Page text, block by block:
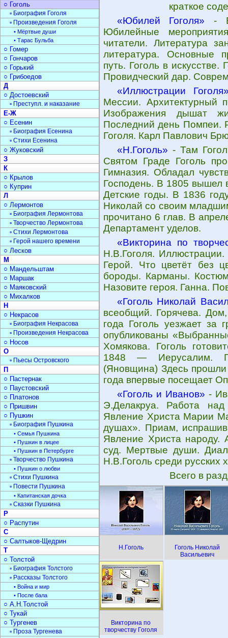
краткое
«Юбилей Гоголя» -
Юбилейные
читатели. Литература
литература. Основные
путь. Гоголь в
Провидческий дар.
«Иллюстрации
Мессии. Архитектурный
Изображения дышат
Последний день Помпеи.
Гоголя. Карл Павлович
«Н.Гоголь» - Там
Святом Граде Гоголь
Гимназия. Обладал
Господень. В 1805 вышел
Детские годы. В 1836
Николай со своим
прочитано 6 глав. В
Департамент уделов.
«Викторина по
Н.В.Гоголя.
Герой. Что цветёт без
бороды. Карманы.
Назовите героя. Ганна.
«Гоголь Николай
всеобщий. Горячева.
года Гоголь уезжает за
опубликованы
Хомякова. Гоголь
1848 — Иерусалим.
(Яновщина) Здесь прошли
года впервые посещает
«Гоголь и Иванов» -
Э.Делакруа. Работа
Явление Христа Марии
душах». Приам,
Явление Христа народу.
суд. Мертвые души.
Н.В.Гоголь среди русских
Всего в
Н.Гоголь
Гоголь Николай
Васильевич
Викторина по
творчеству Гоголя
○ Гоголь
▫ Биография Гоголя
▫ Произведения Гоголя
• Мёртвые души
• Тарас Бульба
○ Гомер
○ Гончаров
○ Горький
○ Грибоедов
Д
○ Достоевский
▫ Преступл. и наказание
Е-Ж
○ Есенин
▫ Биография Есенина
▫ Стихи Есенина
○ Жуковский
З
К
○ Крылов
○ Куприн
Л
○ Лермонтов
▫ Биография Лермонтова
▫ Творчество Лермонтова
▫ Стихи Лермонтова
▫ Герой нашего времени
○ Лесков
М
○ Мандельштам
○ Маршак
○ Маяковский
○ Михалков
Н
○ Некрасов
▫ Биография Некрасова
▫ Произведения Некрасова
○ Носов
О
▫ Пьесы Островского
П
○ Пастернак
○ Паустовский
○ Платонов
○ Пришвин
○ Пушкин
▫ Биография Пушкина
• Семья Пушкина
• Пушкин в лицее
• Пушкин в Петербурге
▫ Творчество Пушкина
• Пушкин о любви
▫ Стихи Пушкина
▫ Повести Пушкина
• Капитанская дочка
▫ Сказки Пушкина
Р
○ Распутин
С
○ Салтыков-Щедрин
Т
○ Толстой
▫ Биография Толстого
▫ Рассказы Толстого
• Война и мир
• После бала
○ А.Н.Толстой
○ Тукай
○ Тургенев
▫ Проза Тургенева